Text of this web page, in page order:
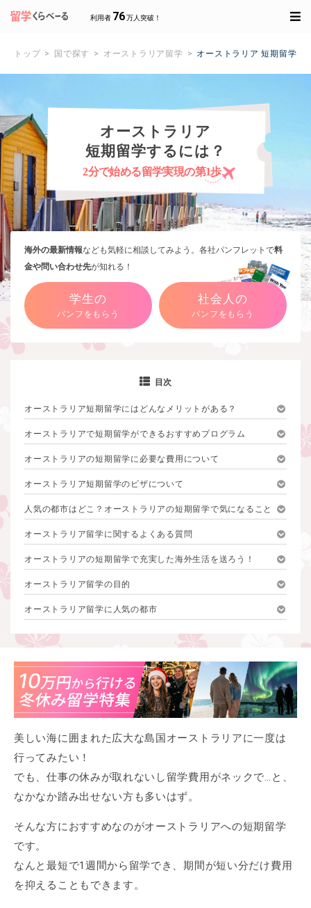
利用者 76万人突破！
トップ 国で探す オーストラリア留学 オーストラリア 短期留学
オーストラリア
短期留学するには？
2分で始める留学実現の第1歩
海外の最新情報なども気軽に相談してみよう。各社パンフレットで料
金や問い合わせ先が知れる！
学生の
パンフをもらう
社会人の
パンフをもらう
目次
オーストラリア短期留学にはどんなメリットがある？
オーストラリアで短期留学ができるおすすめプログラム
オーストラリアの短期留学に必要な費用について
オーストラリア短期留学のビザについて
人気の都市はどこ？オーストラリアの短期留学で気になること
オーストラリア留学に関するよくある質問
オーストラリアの短期留学で充実した海外生活を送ろう！
オーストラリア留学の目的
オーストラリア留学に人気の都市
美しい海に囲まれた広大な島国オーストラリアに一度は
行ってみたい！
でも、仕事の休みが取れないし留学費用がネックで…と、
なかなか踏み出せない方も多いはず。
そんな方におすすめなのがオーストラリアへの短期留学
です。
なんと最短で1週間から留学でき、期間が短い分だけ費用
を抑えることもできます。